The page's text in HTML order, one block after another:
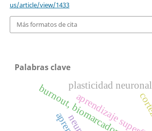
us/article/view/1433
Más formatos de cita
Palabras clave
aprendizaje
plasticidad neuronal